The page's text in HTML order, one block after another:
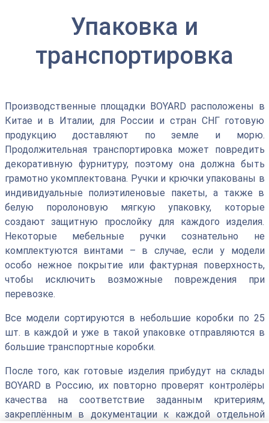
Упаковка и
транспортировка
Производственные площадки BOYARD расположены в
Китае и в Италии, для России и стран СНГ готовую
продукцию доставляют по земле и морю.
Продолжительная транспортировка может повредить
декоративную фурнитуру, поэтому она должна быть
грамотно укомплектована. Ручки и крючки упакованы в
индивидуальные полиэтиленовые пакеты, а также в
белую поролоновую мягкую упаковку, которые
создают защитную прослойку для каждого изделия.
Некоторые мебельные ручки сознательно не
комплектуются винтами – в случае, если у модели
особо нежное покрытие или фактурная поверхность,
чтобы исключить возможные повреждения при
перевозке.
Все модели сортируются в небольшие коробки по 25
шт. в каждой и уже в такой упаковке отправляются в
большие транспортные коробки.
После того, как готовые изделия прибудут на склады
BOYARD в Россию, их повторно проверят контролёры
качества на соответствие заданным критериям,
закреплённым в документации к каждой отдельной